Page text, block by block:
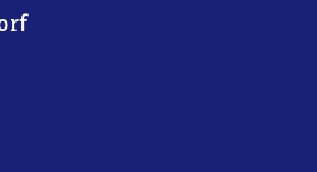
Leverkusen-